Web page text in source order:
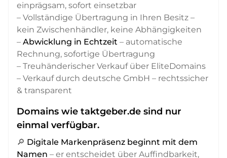
einprägsam, sofort einsetzbar
– Vollständige Übertragung in Ihren Besitz –
kein Zwischenhändler, keine Abhängigkeiten
– Abwicklung in Echtzeit – automatische
Rechnung, sofortige Übertragung
– Treuhänderischer Verkauf über EliteDomains
– Verkauf durch deutsche GmbH – rechtssicher
& transparent
Domains wie taktgeber.de sind nur
einmal verfügbar.
🔎 Digitale Markenpräsenz beginnt mit dem
Namen – er entscheidet über Auffindbarkeit,